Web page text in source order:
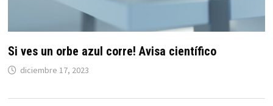
Si ves un orbe azul corre! Avisa científico
diciembre 17, 2023